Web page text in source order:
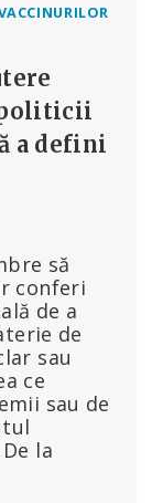
politicii
a defini
să
conferi
de a
de
sau
ce
sau de
la